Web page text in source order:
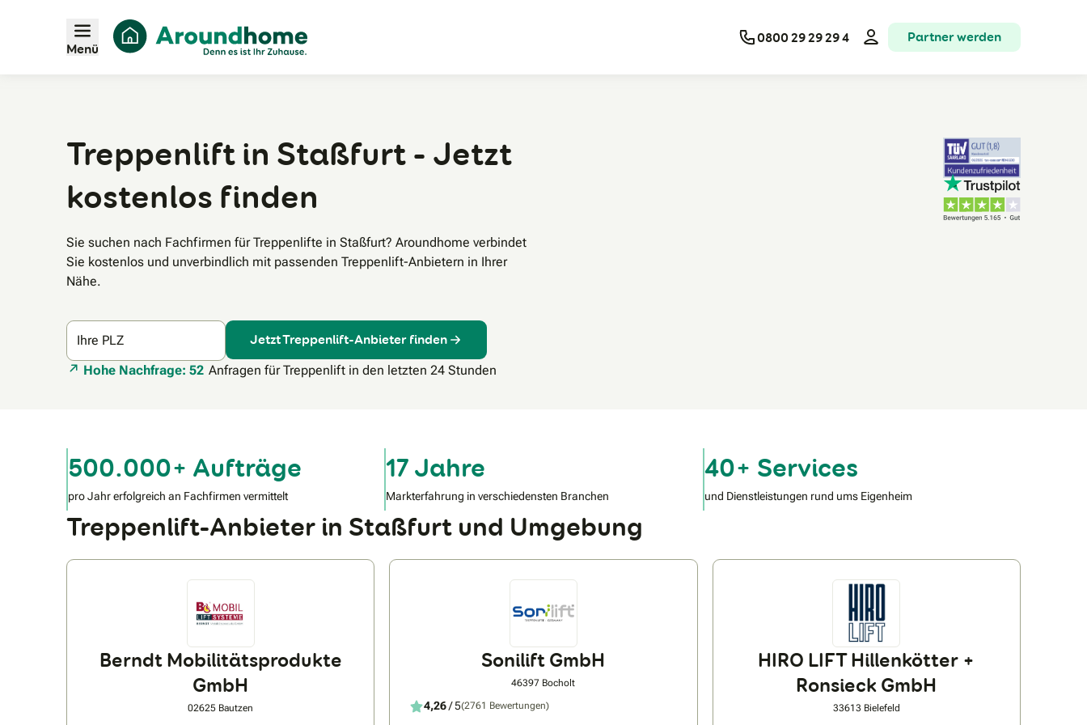
Menü
0800 29 29 29 4 Partner werden
Treppenlift in Staßfurt - Jetzt
kostenlos finden
Sie suchen nach Fachfirmen für Treppenlifte in Staßfurt? Aroundhome verbindet
Sie kostenlos und unverbindlich mit passenden Treppenlift-Anbietern in Ihrer
Nähe.
Ihre PLZ Jetzt Treppenlift-Anbieter finden
Hohe Nachfrage: 52 Anfragen für Treppenlift in den letzten 24 Stunden
500.000+ Aufträge
pro Jahr erfolgreich an Fachfirmen vermittelt
17 Jahre
Markterfahrung in verschiedensten Branchen
40+ Services
und Dienstleistungen rund ums Eigenheim
Treppenlift-Anbieter in Staßfurt und Umgebung
Berndt Mobilitätsprodukte
GmbH
02625 Bautzen
Sonilift GmbH
46397 Bocholt
4,26/ 5(2761 Bewertungen)
HIRO LIFT Hillenkötter +
Ronsieck GmbH
33613 Bielefeld